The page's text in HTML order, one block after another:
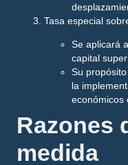
Tasa especial
Se aplicará
capital
Su
la
económicos
Razones
medida